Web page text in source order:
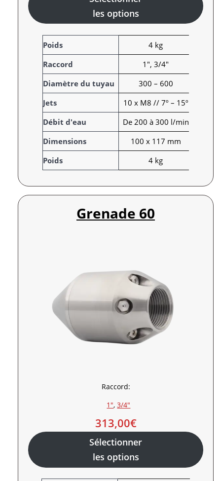
les options
A
t
t
r
i
b
u
t
s
a
l
e
u
r
Poids
4 kg
Raccord
1", 3/4"
Diamètre du tuyau
300 – 600
Jets
10 x M8 // 7º – 15º
Débit d'eau
De 200 à 300 l/min
Dimensions
100 x 117 mm
Poids
4 kg
Grenade 60
Raccord:
1″, 3/4″
313,00€
Sélectionner
les options